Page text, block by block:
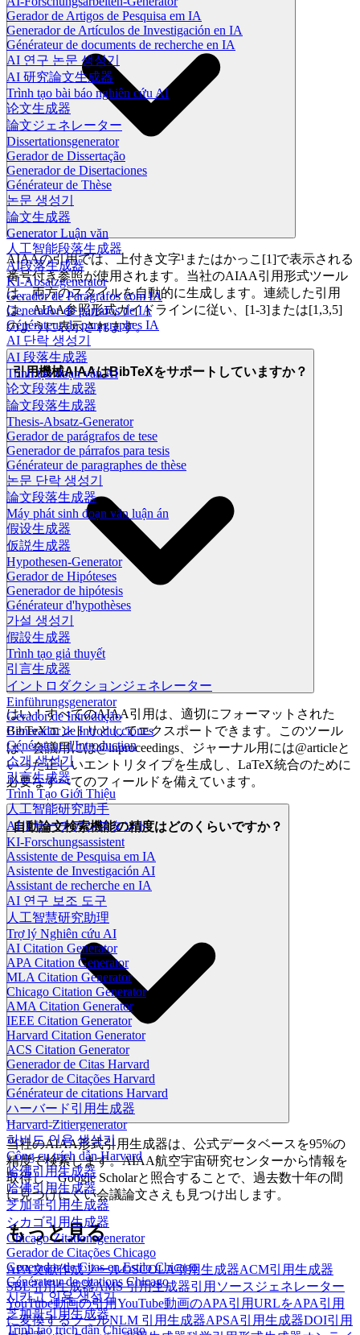
Gerador de Artigos de Pesquisa em IA
Generador de Artículos de Investigación en IA
Générateur de documents de recherche en IA
AI 연구 논문 생성기
AI 研究論文生成器
Trình tạo bài báo nghiên cứu AI
论文生成器
論文ジェネレーター
Dissertationsgenerator
Gerador de Dissertação
Generador de Disertaciones
Générateur de Thèse
논문 생성기
論文生成器
Generator Luận văn
人工智能段落生成器
AI段落生成器
KI-Absatzgenerator
Gerador de Parágrafos com IA
Generador de párrafos de IA
Générateur de paragraphes IA
AI 단락 생성기
AI 段落生成器
Trình tạo đoạn văn AI
论文段落生成器
論文段落生成器
Thesis-Absatz-Generator
Gerador de parágrafos de tese
Generador de párrafos para tesis
Générateur de paragraphes de thèse
논문 단락 생성기
論文段落生成器
Máy phát sinh đoạn văn luận án
假设生成器
仮説生成器
Hypothesen-Generator
Gerador de Hipóteses
Generador de hipótesis
Générateur d'hypothèses
가설 생성기
假設生成器
Trình tạo giả thuyết
引言生成器
イントロダクションジェネレーター
Einführungsgenerator
Gerador de Introdução
Generador de Introducciones
Générateur d'Introduction
소개 생성기
引言生成器
Trình Tạo Giới Thiệu
人工智能研究助手
AIリサーチアシスタント
KI-Forschungsassistent
Assistente de Pesquisa em IA
Asistente de Investigación AI
Assistant de recherche en IA
AI 연구 보조 도구
人工智慧研究助理
Trợ lý Nghiên cứu AI
AI Citation Generator
APA Citation Generator
MLA Citation Generator
Chicago Citation Generator
AMA Citation Generator
IEEE Citation Generator
Harvard Citation Generator
ACS Citation Generator
Generador de Citas Harvard
Gerador de Citações Harvard
Générateur de citations Harvard
ハーバード引用生成器
Harvard-Zitiergenerator
하버드 인용 생성기
Công cụ trích dẫn Harvard
哈佛引用生成器
哈佛引用生成器
芝加哥引用生成器
シカゴ引用生成器
Chicago-Zitationsgenerator
Gerador de Citações Chicago
Generador de Citas en Estilo Chicago
Générateur de citations Chicago
시카고 인용 생성기
芝加哥引用生成器
Trình tạo trích dẫn Chicago
AIAAの引用では、上付き文字¹またはかっこ[1]で表示される
番号付き参照が使用されます。当社のAIAA引用形式ツール
は、両方のスタイルを自動的に生成します。連続した引用
は、AIAA参照形式ガイドラインに従い、[1-3]または[1,3,5]
のように表示されます。
引用機械AIAAはBibTeXをサポートしていますか？
はい！すべてのAIAA引用は、適切にフォーマットされた
BibTeXエントリとしてエクスポートできます。このツール
は、会議用には@inproceedings、ジャーナル用には@articleと
いった正しいエントリタイプを生成し、LaTeX統合のために
必要なすべてのフィールドを備えています。
自動論文検索機能の精度はどのくらいですか？
当社のAIAA形式引用生成器は、公式データベースを95%の
精度で検索します。AIAA航空宇宙研究センターから情報を
取得し、Google Scholarと照合することで、過去数十年の間
に見つけにくい会議論文さえも見つけ出します。
もっと見る
APA文献作成ツールOSCOLA引用生成器ACM引用生成器
SBL引用生成器AMS 引用生成器引用ソースジェネレーター
YouTube動画の引用YouTube動画のAPA引用URLをAPA引用
に変換するツールNLM 引用生成器APSA引用生成器DOI引用